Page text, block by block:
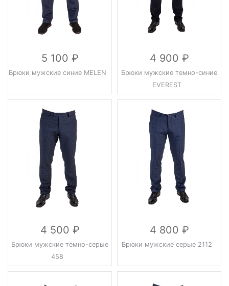
5 100
Брюки мужские синие MELEN
4 900
Брюки мужские темно-синие
EVEREST
4 500
Брюки мужские темно-серые
458
4 800
Брюки мужские серые 2112